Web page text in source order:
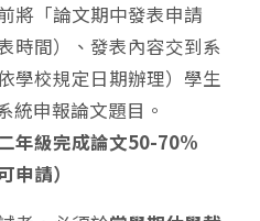
「論文期中發表申請
時間）、發表內容交到系
學校規定日期辦理）學生
統申報論文題目。
年級完成論文50-70%
申請）